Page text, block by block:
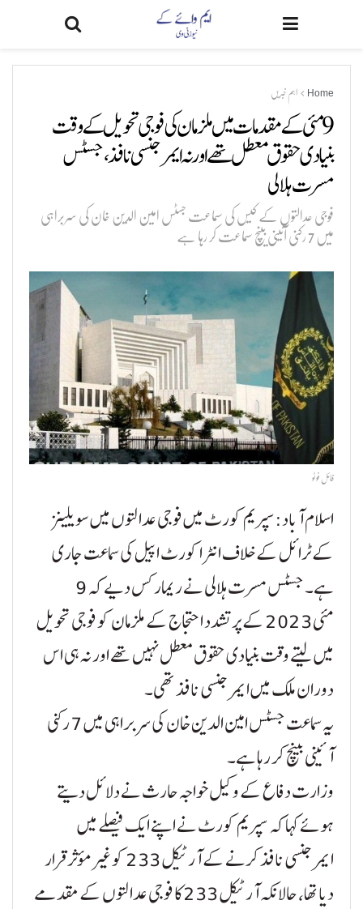
Home اہم خبریں
9 مئی کے مقدمات میں ملزمان کی فوجی تحویل کے وقت
بنیادی حقوق معطل تھے اور نہ ایمرجنسی نافذ،جسٹس
مسرت ہلالی
فوجی عدالتوں کے کیس کی سماعت جسٹس امین الدین خان کی سربراہی
میں 7 رکنی آئینی بینچ سماعت کر رہا ہے
فائل فوٹو
اسلام آباد:سپریم کورٹ میں فوجی عدالتوں میں سویلینز
کے ٹرائل کے خلاف انٹرا کورٹ اپیل کی سماعت جاری
ہے۔ جسٹس مسرت ہلالی نے ریمارکس دیے کہ 9
مئی 2023 کے پرتشدد احتجاج کے ملزمان کو فوجی تحویل
میں لیتے وقت بنیادی حقوق معطل نہیں تھے اور نہ ہی اس
دوران ملک میں ایمرجنسی نافذ تھی۔
یہ سماعت جسٹس امین الدین خان کی سربراہی میں 7 رکنی
آئینی بینچ کر رہا ہے۔
وزارت دفاع کے وکیل خواجہ حارث نے دلائل دیتے
ہوئے کہا کہ سپریم کورٹ نے اپنے ایک فیصلے میں
ایمرجنسی نافذ کرنے کے آرٹیکل 233 کو غیر مؤثر قرار
دیا تھا، حالانکہ آرٹیکل 233 کا فوجی عدالتوں کے مقدمے